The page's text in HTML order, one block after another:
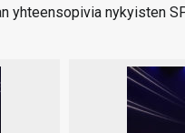
nykyisten